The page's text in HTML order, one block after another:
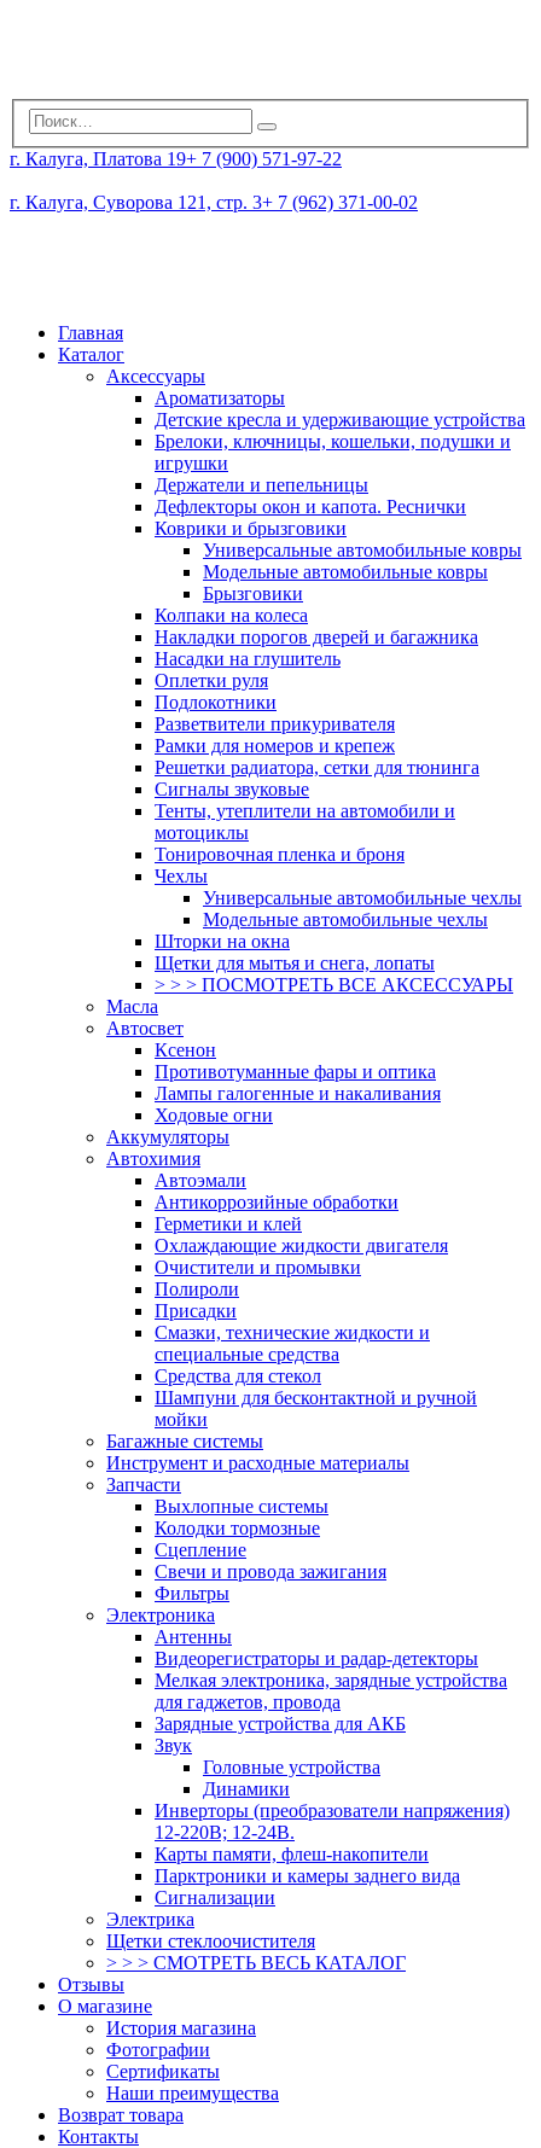
г. Калуга, Платова 19+ 7 (900) 571-97-22
г. Калуга, Суворова 121, стр. 3+ 7 (962) 371-00-02
Главная
Каталог
Аксессуары
Ароматизаторы
Детские кресла и удерживающие устройства
Брелоки, ключницы, кошельки, подушки и
игрушки
Держатели и пепельницы
Дефлекторы окон и капота. Реснички
Коврики и брызговики
Универсальные автомобильные ковры
Модельные автомобильные ковры
Брызговики
Колпаки на колеса
Накладки порогов дверей и багажника
Насадки на глушитель
Оплетки руля
Подлокотники
Разветвители прикуривателя
Рамки для номеров и крепеж
Решетки радиатора, сетки для тюнинга
Сигналы звуковые
Тенты, утеплители на автомобили и
мотоциклы
Тонировочная пленка и броня
Чехлы
Универсальные автомобильные чехлы
Модельные автомобильные чехлы
Шторки на окна
Щетки для мытья и снега, лопаты
> > > ПОСМОТРЕТЬ ВСЕ АКСЕССУАРЫ
Масла
Автосвет
Ксенон
Противотуманные фары и оптика
Лампы галогенные и накаливания
Ходовые огни
Аккумуляторы
Автохимия
Автоэмали
Антикоррозийные обработки
Герметики и клей
Охлаждающие жидкости двигателя
Очистители и промывки
Полироли
Присадки
Смазки, технические жидкости и
специальные средства
Средства для стекол
Шампуни для бесконтактной и ручной
мойки
Багажные системы
Инструмент и расходные материалы
Запчасти
Выхлопные системы
Колодки тормозные
Сцепление
Свечи и провода зажигания
Фильтры
Электроника
Антенны
Видеорегистраторы и радар-детекторы
Мелкая электроника, зарядные устройства
для гаджетов, провода
Зарядные устройства для АКБ
Звук
Головные устройства
Динамики
Инверторы (преобразователи напряжения)
12-220В; 12-24В.
Карты памяти, флеш-накопители
Парктроники и камеры заднего вида
Сигнализации
Электрика
Щетки стеклоочистителя
> > > СМОТРЕТЬ ВЕСЬ КАТАЛОГ
Отзывы
О магазине
История магазина
Фотографии
Сертификаты
Наши преимущества
Возврат товара
Контакты